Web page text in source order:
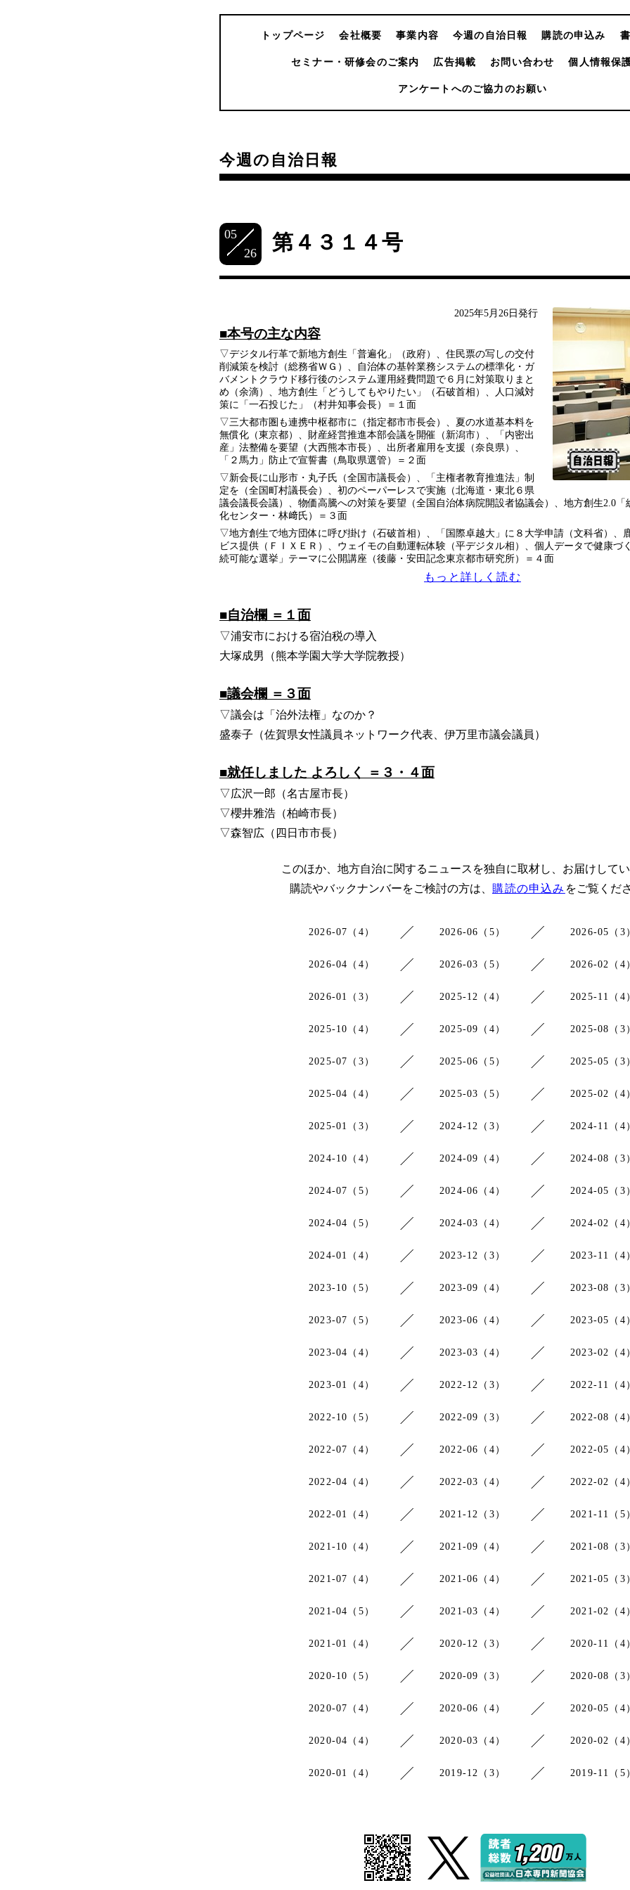
トップページ 会社概要 事業内容 今週の自治日報 購読の申込み
セミナー・研修会のご案内 広告掲載 お問い合わせ 個人情報保
アンケートへのご協力のお願い
今週の自治日報
05
26
第４３１４号
2025年5月26日発行
■本号の主な内容
▽デジタル行革で新地方創生「普遍化」（政府）、住民票の写しの交付
削減策を検討（総務省ＷＧ）、自治体の基幹業務システムの標準化・ガ
バメントクラウド移行後のシステム運用経費問題で６月に対策取りまと
め（余滴）、地方創生「どうしてもやりたい」（石破首相）、人口減対
策に「一石投じた」（村井知事会長）＝１面
▽三大都市圏も連携中枢都市に（指定都市市長会）、夏の水道基本料を
無償化（東京都）、財産経営推進本部会議を開催（新潟市）、「内密出
産」法整備を要望（大西熊本市長）、出所者雇用を支援（奈良県）、
「２馬力」防止で宣誓書（鳥取県選管）＝２面
▽新会長に山形市・丸子氏（全国市議長会）、「主権者教育推進法」制
定を（全国町村議長会）、初のペーパーレスで実施（北海道・東北６県
議会議長会議）、物価高騰への対策を要望（全国自治体病院開設者協議会）、地方創生2.0「
化センター・林﨑氏）＝３面
▽地方創生で地方団体に呼び掛け（石破首相）、「国際卓越大」に８大学申請（文科省）、
ビス提供（ＦＩＸＥＲ）、ウェイモの自動運転体験（平デジタル相）、個人データで健康づ
続可能な選挙」テーマに公開講座（後藤・安田記念東京都市研究所）＝４面
もっと詳しく読む
■自治欄 ＝１面
▽浦安市における宿泊税の導入
大塚成男（熊本学園大学大学院教授）
■議会欄 ＝３面
▽議会は「治外法権」なのか？
盛泰子（佐賀県女性議員ネットワーク代表、伊万里市議会議員）
■就任しました よろしく ＝３・４面
▽広沢一郎（名古屋市長）
▽櫻井雅浩（柏崎市長）
▽森智広（四日市市長）
このほか、地方自治に関するニュースを独自に取材し、お届けしてい
購読やバックナンバーをご検討の方は、 購読の申込み をご覧くだ
2026-07（4） 2026-06（5） 2026-05（3
2026-04（4） 2026-03（5） 2026-02（4
2026-01（3） 2025-12（4） 2025-11（4
2025-10（4） 2025-09（4） 2025-08（3
2025-07（3） 2025-06（5） 2025-05（3
2025-04（4） 2025-03（5） 2025-02（4
2025-01（3） 2024-12（3） 2024-11（4
2024-10（4） 2024-09（4） 2024-08（3
2024-07（5） 2024-06（4） 2024-05（3
2024-04（5） 2024-03（4） 2024-02（4
2024-01（4） 2023-12（3） 2023-11（4
2023-10（5） 2023-09（4） 2023-08（3
2023-07（5） 2023-06（4） 2023-05（4
2023-04（4） 2023-03（4） 2023-02（4
2023-01（4） 2022-12（3） 2022-11（4
2022-10（5） 2022-09（3） 2022-08（4
2022-07（4） 2022-06（4） 2022-05（4
2022-04（4） 2022-03（4） 2022-02（4
2022-01（4） 2021-12（3） 2021-11（5
2021-10（4） 2021-09（4） 2021-08（3
2021-07（4） 2021-06（4） 2021-05（3
2021-04（5） 2021-03（4） 2021-02（4
2021-01（4） 2020-12（3） 2020-11（4
2020-10（5） 2020-09（3） 2020-08（3
2020-07（4） 2020-06（4） 2020-05（4
2020-04（4） 2020-03（4） 2020-02（4
2020-01（4） 2019-12（3） 2019-11（5